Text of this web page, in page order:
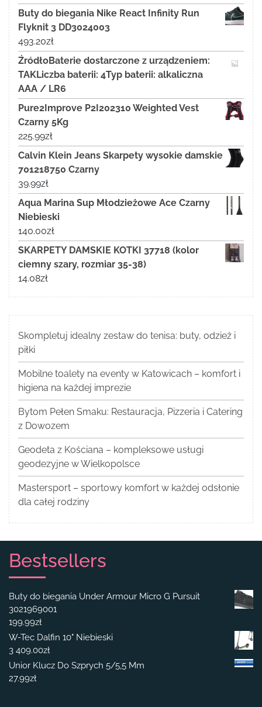
Buty do biegania Nike React Infinity Run
Flyknit 3 DD3024003
493.20zł
ŹródłoBaterie dostarczone z urządzeniem:
TAKLiczba baterii: 4Typ baterii: alkaliczna
AAA / LR6
Pure2Improve P2I202310 Weighted Vest
Czarny 5Kg
225.99zł
Calvin Klein Jeans Skarpety wysokie damskie
701218750 Czarny
39.99zł
Aqua Marina Sup Młodzieżowe Ace Czarny
Niebieski
140.00zł
SKARPETY DAMSKIE KOTKI 37718 (kolor
ciemny szary, rozmiar 35-38)
14.08zł
Skompletuj idealny zestaw do tenisa: buty, odzież i
piłki
Mobilne toalety na eventy w Katowicach – komfort i
higiena na każdej imprezie
Bytom Pełen Smaku: Restauracja, Pizzeria i Catering
z Dowozem
Geodeta z Kościana – kompleksowe usługi
geodezyjne w Wielkopolsce
Mastersport – sportowy komfort w każdej odsłonie
dla całej rodziny
Bestsellers
Buty do biegania Under Armour Micro G Pursuit
3021969001
199.99zł
W-Tec Dalfin 10" Niebieski
3 409.00zł
Unior Klucz Do Szprych 5/5,5 Mm
27.99zł